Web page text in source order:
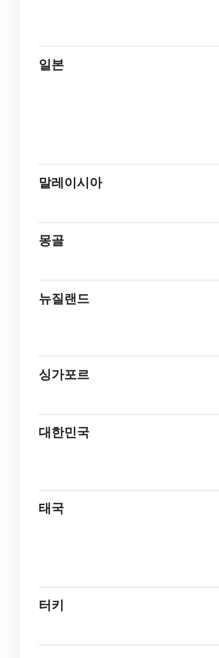
일본
말레이시아
몽골
뉴질랜드
싱가포르
대한민국
태국
터키